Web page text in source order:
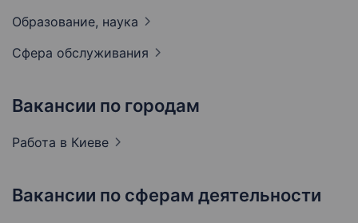
Образование, наука
Сфера обслуживания
Вакансии по городам
Работа в Киеве
Вакансии по сферам деятельности